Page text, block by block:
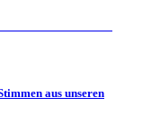
aus unseren